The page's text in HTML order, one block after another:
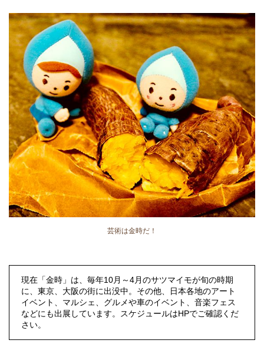
芸術は金時だ！
現在「金時」は、毎年10月～4月のサツマイモが旬の時期
に、東京、大阪の街に出没中。その他、日本各地のアート
イベント、マルシェ、グルメや車のイベント、音楽フェス
などにも出展しています。スケジュールはHPでご確認くだ
さい。